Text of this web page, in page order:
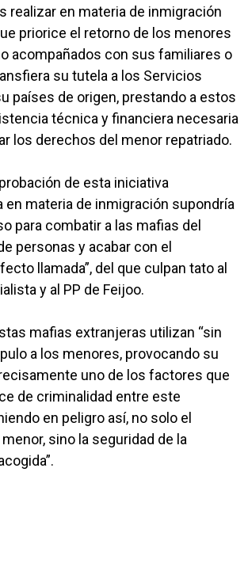
realizar en materia de inmigración
priorice el retorno de los menores
acompañados con sus familiares o
su tutela a los Servicios
países de origen, prestando a estos
técnica y financiera necesaria
los derechos del menor repatriado.
de esta iniciativa
en materia de inmigración supondría
para combatir a las mafias del
personas y acabar con el
llamada”, del que culpan tato al
y al PP de Feijoo.
mafias extranjeras utilizan “sin
a los menores, provocando su
uno de los factores que
de criminalidad entre este
en peligro así, no solo el
sino la seguridad de la